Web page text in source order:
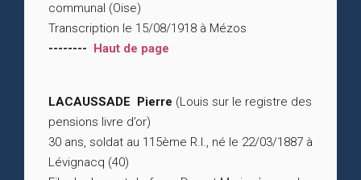
communal (Oise)
Transcription le 15/08/1918 à Mézos
-------- Haut de page
LACAUSSADE Pierre (Louis sur le registre des
pensions livre d’or)
30 ans, soldat au 115ème R.I., né le 22/03/1887 à
Lévignacq (40)